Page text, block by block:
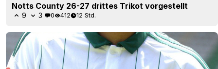
Notts County 26-27 drittes Trikot vorgestellt
9 3 0 412 12 Std.